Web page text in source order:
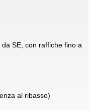
SE, con raffiche fino a
al ribasso)